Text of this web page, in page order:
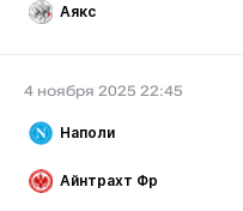
Аякс
4 ноября 2025 22:45
Наполи
Айнтрахт Фр